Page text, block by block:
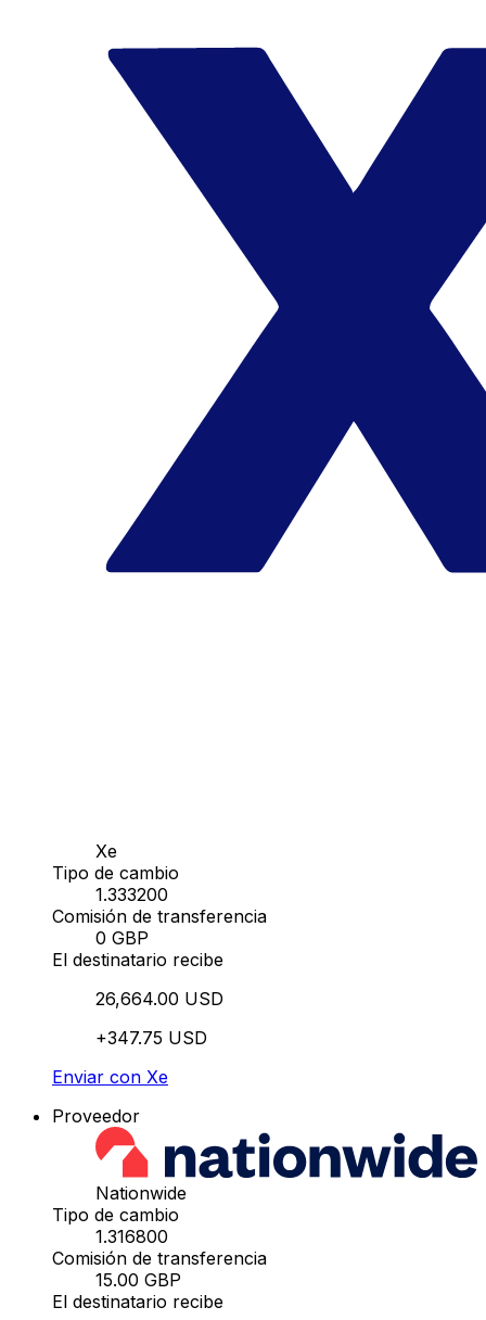
Xe
Tipo de cambio
1.333200
Comisión de transferencia
0 GBP
El destinatario recibe
26,664.00 USD
+347.75 USD
Enviar con Xe
Proveedor
Nationwide
Tipo de cambio
1.316800
Comisión de transferencia
15.00 GBP
El destinatario recibe